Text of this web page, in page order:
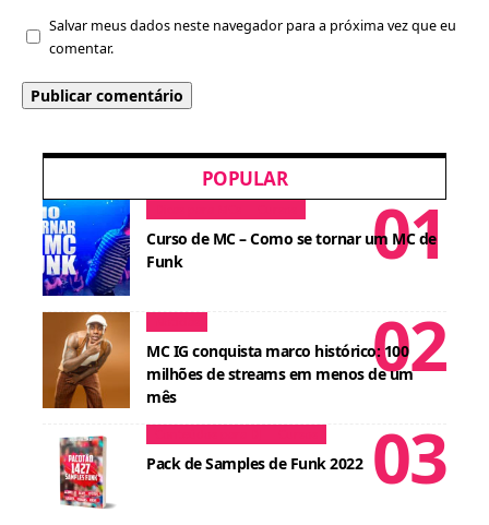
Salvar meus dados neste navegador para a próxima vez que eu
comentar.
POPULAR
Curso de MC – Como se tornar um MC de
Funk
MC IG conquista marco histórico: 100
milhões de streams em menos de um
mês
Pack de Samples de Funk 2022